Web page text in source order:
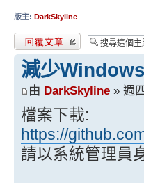
版主: DarkSkyline
發表回覆
減少
由 DarkSkyline » 週
檔案下載:
https://
請以系統管理員